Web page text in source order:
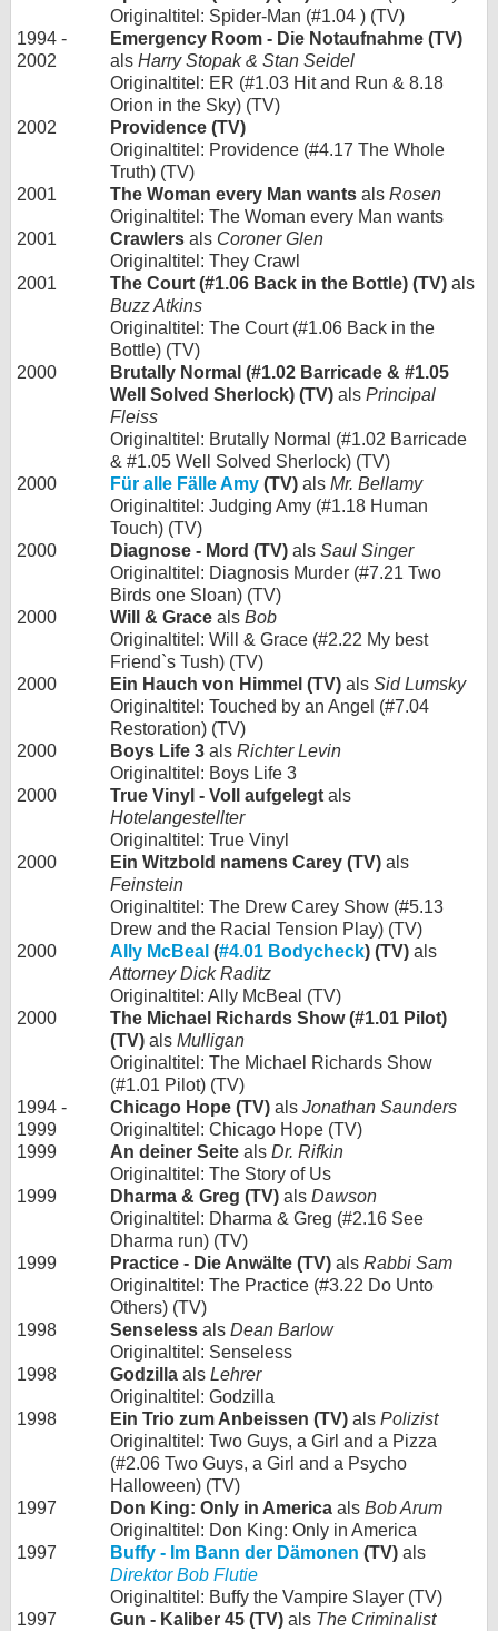
Originaltitel: Spider-Man (#1.04 ) (TV)
1994 -
2002
Emergency Room - Die Notaufnahme (TV)
als Harry Stopak & Stan Seidel
Originaltitel: ER (#1.03 Hit and Run & 8.18
Orion in the Sky) (TV)
2002
Providence (TV)
Originaltitel: Providence (#4.17 The Whole
Truth) (TV)
2001
The Woman every Man wants als Rosen
Originaltitel: The Woman every Man wants
2001
Crawlers als Coroner Glen
Originaltitel: They Crawl
2001
The Court (#1.06 Back in the Bottle) (TV) als
Buzz Atkins
Originaltitel: The Court (#1.06 Back in the
Bottle) (TV)
2000
Brutally Normal (#1.02 Barricade & #1.05
Well Solved Sherlock) (TV) als Principal
Fleiss
Originaltitel: Brutally Normal (#1.02 Barricade
& #1.05 Well Solved Sherlock) (TV)
2000
Für alle Fälle Amy (TV) als Mr. Bellamy
Originaltitel: Judging Amy (#1.18 Human
Touch) (TV)
2000
Diagnose - Mord (TV) als Saul Singer
Originaltitel: Diagnosis Murder (#7.21 Two
Birds one Sloan) (TV)
2000
Will & Grace als Bob
Originaltitel: Will & Grace (#2.22 My best
Friend`s Tush) (TV)
2000
Ein Hauch von Himmel (TV) als Sid Lumsky
Originaltitel: Touched by an Angel (#7.04
Restoration) (TV)
2000
Boys Life 3 als Richter Levin
Originaltitel: Boys Life 3
2000
True Vinyl - Voll aufgelegt als
Hotelangestellter
Originaltitel: True Vinyl
2000
Ein Witzbold namens Carey (TV) als
Feinstein
Originaltitel: The Drew Carey Show (#5.13
Drew and the Racial Tension Play) (TV)
2000
Ally McBeal (#4.01 Bodycheck) (TV) als
Attorney Dick Raditz
Originaltitel: Ally McBeal (TV)
2000
The Michael Richards Show (#1.01 Pilot)
(TV) als Mulligan
Originaltitel: The Michael Richards Show
(#1.01 Pilot) (TV)
1994 -
1999
Chicago Hope (TV) als Jonathan Saunders
Originaltitel: Chicago Hope (TV)
1999
An deiner Seite als Dr. Rifkin
Originaltitel: The Story of Us
1999
Dharma & Greg (TV) als Dawson
Originaltitel: Dharma & Greg (#2.16 See
Dharma run) (TV)
1999
Practice - Die Anwälte (TV) als Rabbi Sam
Originaltitel: The Practice (#3.22 Do Unto
Others) (TV)
1998
Senseless als Dean Barlow
Originaltitel: Senseless
1998
Godzilla als Lehrer
Originaltitel: Godzilla
1998
Ein Trio zum Anbeissen (TV) als Polizist
Originaltitel: Two Guys, a Girl and a Pizza
(#2.06 Two Guys, a Girl and a Psycho
Halloween) (TV)
1997
Don King: Only in America als Bob Arum
Originaltitel: Don King: Only in America
1997
Buffy - Im Bann der Dämonen (TV) als
Direktor Bob Flutie
Originaltitel: Buffy the Vampire Slayer (TV)
1997
Gun - Kaliber 45 (TV) als The Criminalist